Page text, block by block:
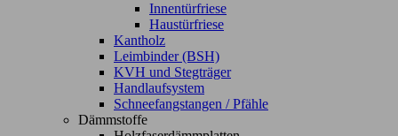
Innentürfriese
Haustürfriese
Kantholz
Leimbinder (BSH)
KVH und Stegträger
Handlaufsystem
Schneefangstangen / Pfähle
Dämmstoffe